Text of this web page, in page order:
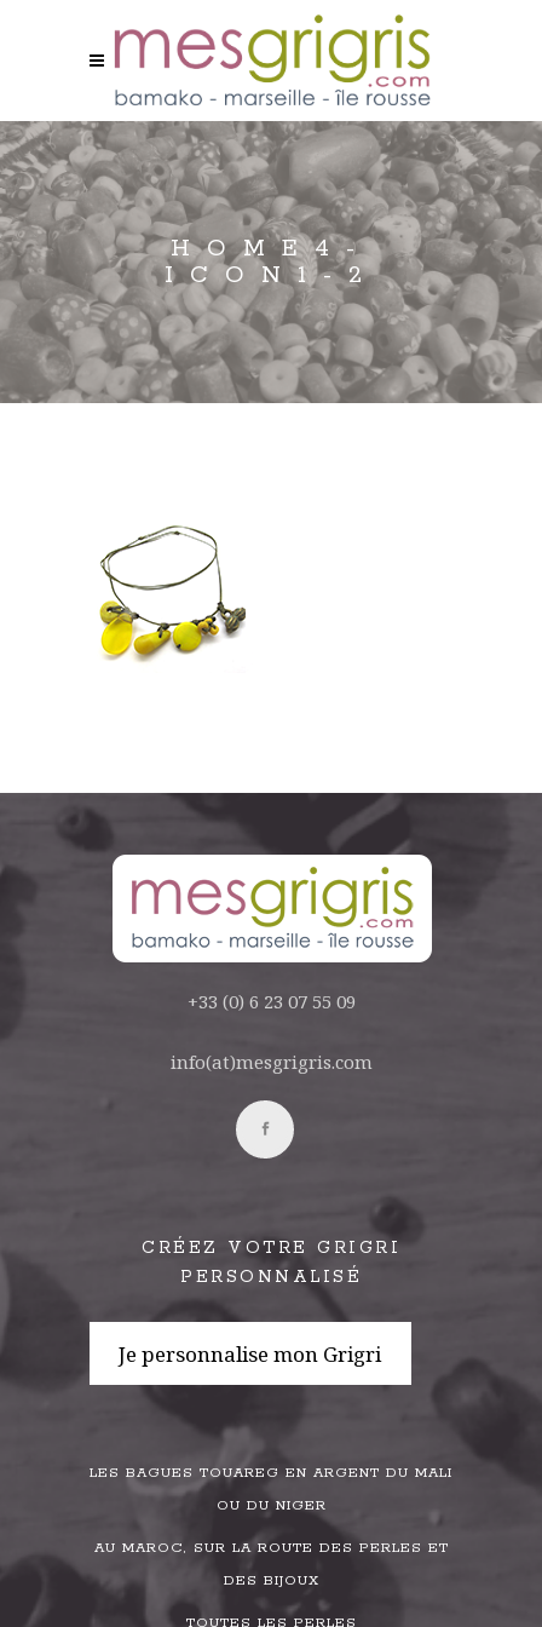
HOME4-
ICON1-2
+33 (0) 6 23 07 55 09
info(at)mesgrigris.com
CRÉEZ VOTRE GRIGRI
PERSONNALISÉ
Je personnalise mon Grigri
LES BAGUES TOUAREG EN ARGENT DU MALI
OU DU NIGER
AU MAROC, SUR LA ROUTE DES PERLES ET
DES BIJOUX
TOUTES LES PERLES